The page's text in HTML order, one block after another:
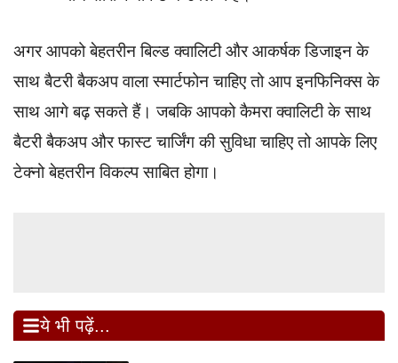
अगर आपको बेहतरीन बिल्ड क्वालिटी और आकर्षक डिजाइन के
साथ बैटरी बैकअप वाला स्मार्टफोन चाहिए तो आप इनफिनिक्स के
साथ आगे बढ़ सकते हैं। जबकि आपको कैमरा क्वालिटी के साथ
बैटरी बैकअप और फास्ट चार्जिंग की सुविधा चाहिए तो आपके लिए
टेक्नो बेहतरीन विकल्प साबित होगा।
ये भी पढ़ें...